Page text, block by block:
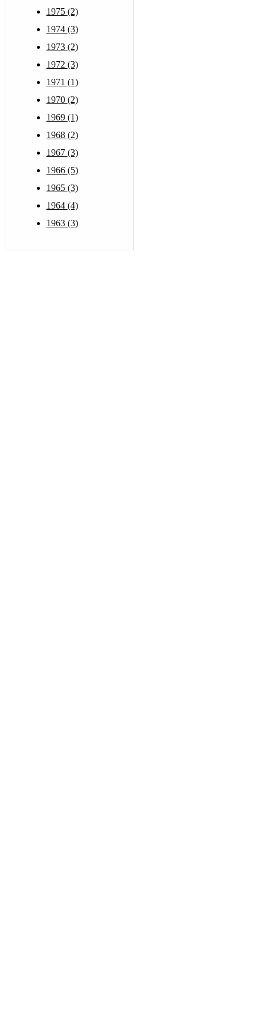
1975 (2)
1974 (3)
1973 (2)
1972 (3)
1971 (1)
1970 (2)
1969 (1)
1968 (2)
1967 (3)
1966 (5)
1965 (3)
1964 (4)
1963 (3)